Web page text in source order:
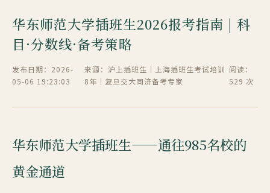
华东师范大学插班生2026报考指南 | 科
目·分数线·备考策略
发布日期：2026-
05-06 19:23:03
来源：沪上插班生｜上海插班生考试培训
8年｜复旦交大同济备考专家
阅读：
529 次
华东师范大学插班生——通往985名校的
黄金通道